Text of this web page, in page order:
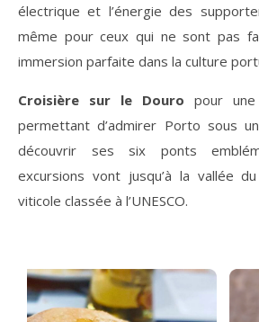
électrique et l’énergie des
même pour ceux qui ne sont pas
immersion parfaite dans la culture
Croisière sur le Douro pour
permettant d’admirer Porto sous
découvrir ses six ponts
excursions vont jusqu’à la vallée
viticole classée à l’UNESCO.